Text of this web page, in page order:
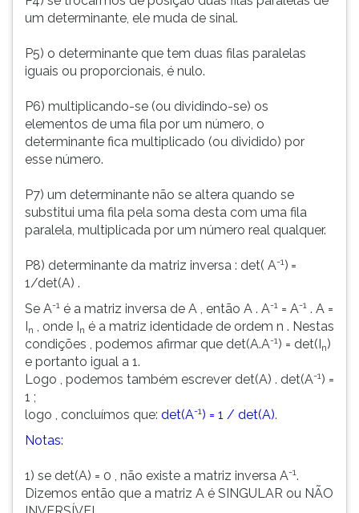
um determinante, ele muda de sinal.
P5) o determinante que tem duas filas paralelas
iguais ou proporcionais, é nulo.
P6) multiplicando-se (ou dividindo-se) os
elementos de uma fila por um número, o
determinante fica multiplicado (ou dividido) por
esse número.
P7) um determinante não se altera quando se
substitui uma fila pela soma desta com uma fila
paralela, multiplicada por um número real qualquer.
P8) determinante da matriz inversa : det( A-1) =
1/det(A) .
Se A-1 é a matriz inversa de A , então A . A-1 = A-1 . A =
In , onde In é a matriz identidade de ordem n . Nestas
condições , podemos afirmar que det(A.A-1) = det(In)
e portanto igual a 1.
Logo , podemos também escrever det(A) . det(A-1) =
1 ;
logo , concluímos que: det(A-1) = 1 / det(A).
Notas:
1) se det(A) = 0 , não existe a matriz inversa A-1.
Dizemos então que a matriz A é SINGULAR ou NÃO